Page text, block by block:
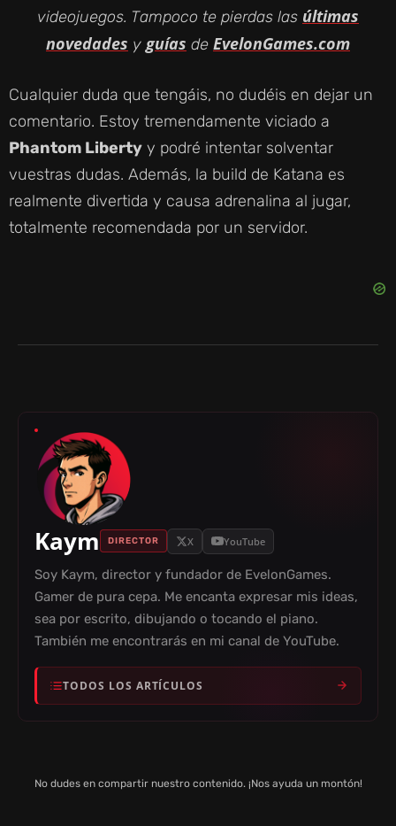
videojuegos. Tampoco te pierdas las últimas
novedades y guías de EvelonGames.com
Cualquier duda que tengáis, no dudéis en dejar un
comentario. Estoy tremendamente viciado a
Phantom Liberty y podré intentar solventar
vuestras dudas. Además, la build de Katana es
realmente divertida y causa adrenalina al jugar,
totalmente recomendada por un servidor.
Kaym DIRECTOR X YouTube
Soy Kaym, director y fundador de EvelonGames.
Gamer de pura cepa. Me encanta expresar mis ideas,
sea por escrito, dibujando o tocando el piano.
También me encontrarás en mi canal de YouTube.
TODOS LOS ARTÍCULOS
No dudes en compartir nuestro contenido. ¡Nos ayuda un montón!